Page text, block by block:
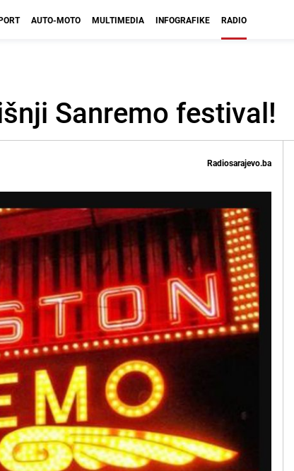
AUTO-MOTO MULTIMEDIA INFOGRAFIKE RADIO
Sanremo festival!
Radiosarajevo.ba